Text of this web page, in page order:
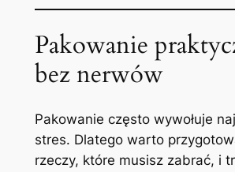
Pakowanie
bez nerwów
Pakowanie często wywołuje
stres. Dlatego warto
rzeczy, które musisz zabrać, i